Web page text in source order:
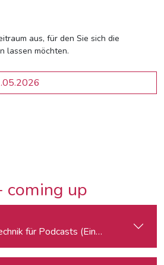
aus, für den Sie sich die
lassen möchten.
coming up
für Podcasts (Einsteiger:innen)